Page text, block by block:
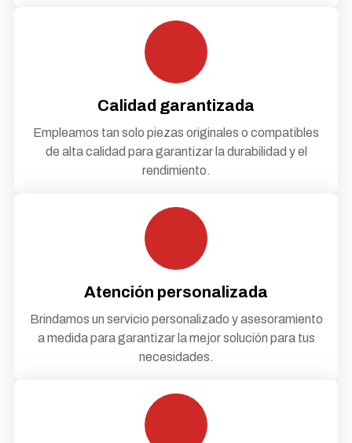
Calidad garantizada
Empleamos tan solo piezas originales o compatibles
de alta calidad para garantizar la durabilidad y el
rendimiento.
Atención personalizada
Brindamos un servicio personalizado y asesoramiento
a medida para garantizar la mejor solución para tus
necesidades.